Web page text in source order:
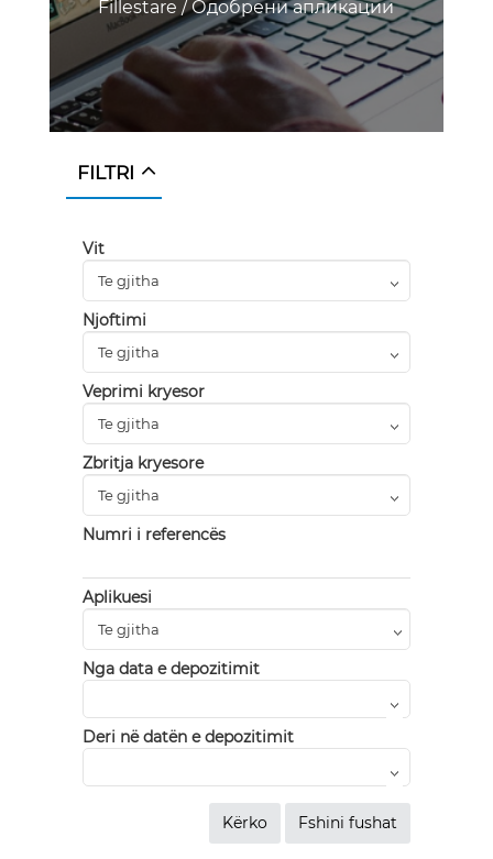
Fillestare/Одобрени апликации
FILTRI
Vit
Njoftimi
Veprimi kryesor
Zbritja kryesore
Numri i referencës
Aplikuesi
Nga data e depozitimit
Deri në datën e depozitimit